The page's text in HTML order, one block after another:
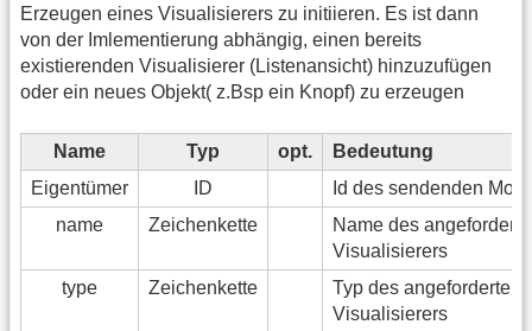
Erzeugen eines Visualisierers zu initiieren. Es ist dann
von der Imlementierung abhängig, einen bereits
existierenden Visualisierer (Listenansicht) hinzuzufügen
oder ein neues Objekt( z.Bsp ein Knopf) zu erzeugen
Name Typ opt.
Bedeutung
Eigentümer
ID
Id des sendenden
name
Zeichenkette
Name des
Visualisierers
type
Zeichenkette
Typ des angeforderten
Visualisierers